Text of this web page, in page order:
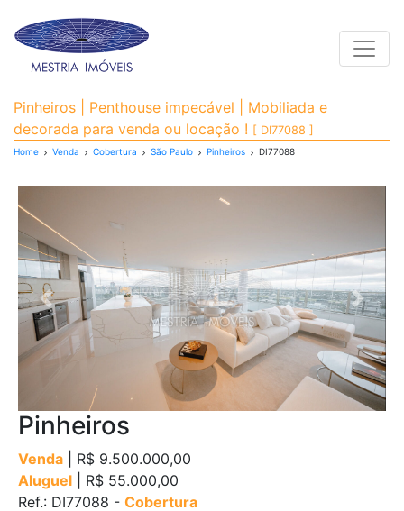
Cobertura para
Pinheiros | Penthouse impecável | Mobiliada e
decorada para venda ou locação ! [ DI77088 ]
Home Venda Cobertura São Paulo Pinheiros DI77088
Previous Next
Pinheiros
Venda | R$ 9.500.000,00
Aluguel | R$ 55.000,00
Ref.: DI77088 - Cobertura